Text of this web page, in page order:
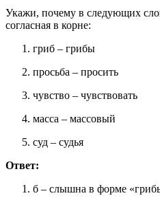
Укажи, почему в следующих
согласная в корне:
гриб – грибы
просьба – просить
чувство – чувствовать
масса – массовый
суд – судья
Ответ:
б – слышна в форме